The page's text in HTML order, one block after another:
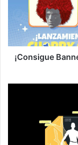
Evento
Choppy
Cuts
FF!
¡Consigue